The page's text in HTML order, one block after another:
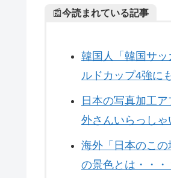
📰今読まれている記事
韓国人「韓国サ
ルドカップ4強に
日本の写真加工
外さんいらっしゃ
海外「日本のこ
の景色とは・・・